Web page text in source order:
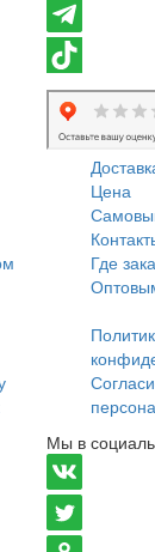
Цена
Где
Мы в